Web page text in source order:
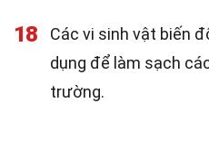
18
Các vi sinh vật biến
dụng để làm sạch
trường.